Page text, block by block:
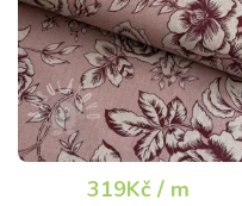
319Kč / m